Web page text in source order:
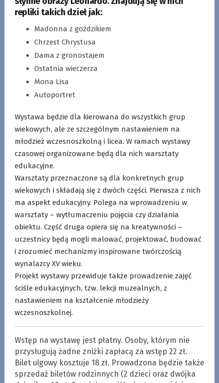
repliki takich dzieł jak:
Madonna z goździkiem
Chrzest Chrystusa
Dama z gronostajem
Ostatnia wieczerza
Mona Lisa
Autoportret
Wystawa będzie dla kierowana do wszystkich grup
wiekowych, ale ze szczególnym nastawieniem na
młodzież wczesnoszkolną i licea. W ramach wystawy
czasowej organizowane będą dla nich warsztaty
edukacyjne.
Warsztaty przeznaczone są dla konkretnych grup
wiekowych i składają się z dwóch części. Pierwsza z nich
ma aspekt edukacyjny. Polega na wprowadzeniu w
warsztaty – wytłumaczeniu pojęcia czy działania
obiektu. Część druga opiera się na kreatywności –
uczestnicy będą mogli malować, projektować, budować
i zrozumieć mechanizmy inspirowane twórczością
wynalazcy XV wieku.
Projekt wystawy przewiduje także prowadzenie zajęć
ściśle edukacyjnych, tzw. lekcji muzealnych, z
nastawieniem na kształcenie młodzieży
wczesnoszkolnej.
Wstęp na wystawę jest płatny. Osoby, którym nie
przysługują żadne zniżki zapłacą za wstęp 22 zł.
Bilet ulgowy kosztuje 18 zł. Prowadzona będzie także
sprzedaż biletów rodzinnych (2 dzieci oraz dwójka